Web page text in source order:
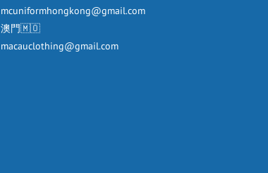
mcuniformhongkong@gmail.com
澳門🇲🇴
macauclothing@gmail.com